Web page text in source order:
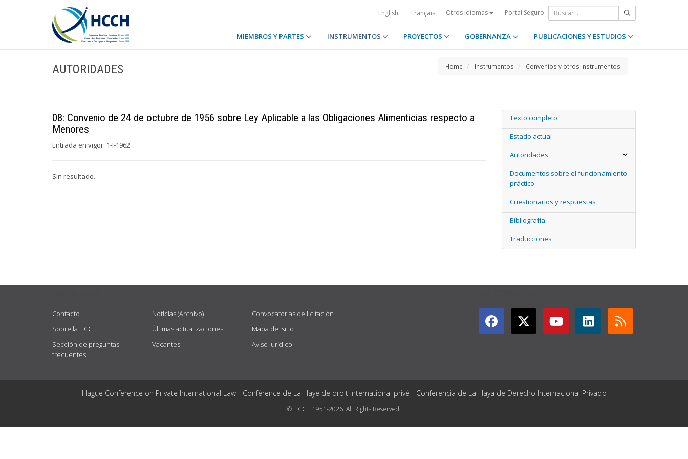
English Français Otros idiomas Portal Seguro
MIEMBROS Y PARTES INSTRUMENTOS PROYECTOS GOBERNANZA PUBLICACIONES Y ESTUDIOS
AUTORIDADES Home Instrumentos Convenios y otros instrumentos
08: Convenio de 24 de octubre de 1956 sobre Ley Aplicable a las Obligaciones Alimenticias respecto a
Menores
Entrada en vigor: 1-I-1962
Sin resultado.
Texto completo
Estado actual
Autoridades
Documentos sobre el funcionamiento
práctico
Cuestionarios y respuestas
Bibliografía
Traducciones
Contacto
Sobre la HCCH
Sección de preguntas
frecuentes
Noticias (Archivo)
Últimas actualizaciones
Vacantes
Convocatorias de licitación
Mapa del sitio
Aviso jurídico
Hague Conference on Private International Law - Conférence de La Haye de droit international privé - Conferencia de La Haya de Derecho Internacional Privado
© HCCH 1951-2026. All Rights Reserved.